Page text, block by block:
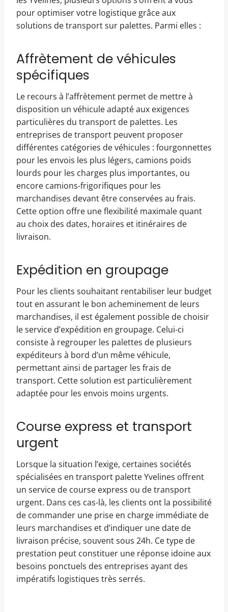
pour optimiser votre logistique grâce aux
solutions de transport sur palettes. Parmi elles :
Affrètement de véhicules
spécifiques
Le recours à l’affrètement permet de mettre à
disposition un véhicule adapté aux exigences
particulières du transport de palettes. Les
entreprises de transport peuvent proposer
différentes catégories de véhicules : fourgonnettes
pour les envois les plus légers, camions poids
lourds pour les charges plus importantes, ou
encore camions-frigorifiques pour les
marchandises devant être conservées au frais.
Cette option offre une flexibilité maximale quant
au choix des dates, horaires et itinéraires de
livraison.
Expédition en groupage
Pour les clients souhaitant rentabiliser leur budget
tout en assurant le bon acheminement de leurs
marchandises, il est également possible de choisir
le service d’expédition en groupage. Celui-ci
consiste à regrouper les palettes de plusieurs
expéditeurs à bord d’un même véhicule,
permettant ainsi de partager les frais de
transport. Cette solution est particulièrement
adaptée pour les envois moins urgents.
Course express et transport
urgent
Lorsque la situation l’exige, certaines sociétés
spécialisées en transport palette Yvelines offrent
un service de course express ou de transport
urgent. Dans ces cas-là, les clients ont la possibilité
de commander une prise en charge immédiate de
leurs marchandises et d’indiquer une date de
livraison précise, souvent sous 24h. Ce type de
prestation peut constituer une réponse idoine aux
besoins ponctuels des entreprises ayant des
impératifs logistiques très serrés.